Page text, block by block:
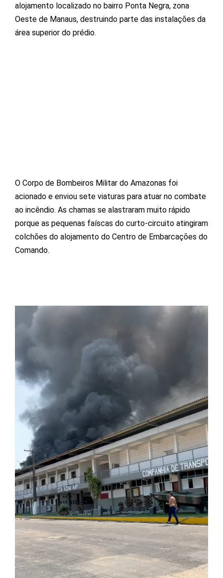
alojamento localizado no bairro Ponta Negra, zona
Oeste de Manaus, destruindo parte das instalações da
área superior do prédio.
O Corpo de Bombeiros Militar do Amazonas foi
acionado e enviou sete viaturas para atuar no combate
ao incêndio. As chamas se alastraram muito rápido
porque as pequenas faíscas do curto-circuito atingiram
colchões do alojamento do Centro de Embarcações do
Comando.